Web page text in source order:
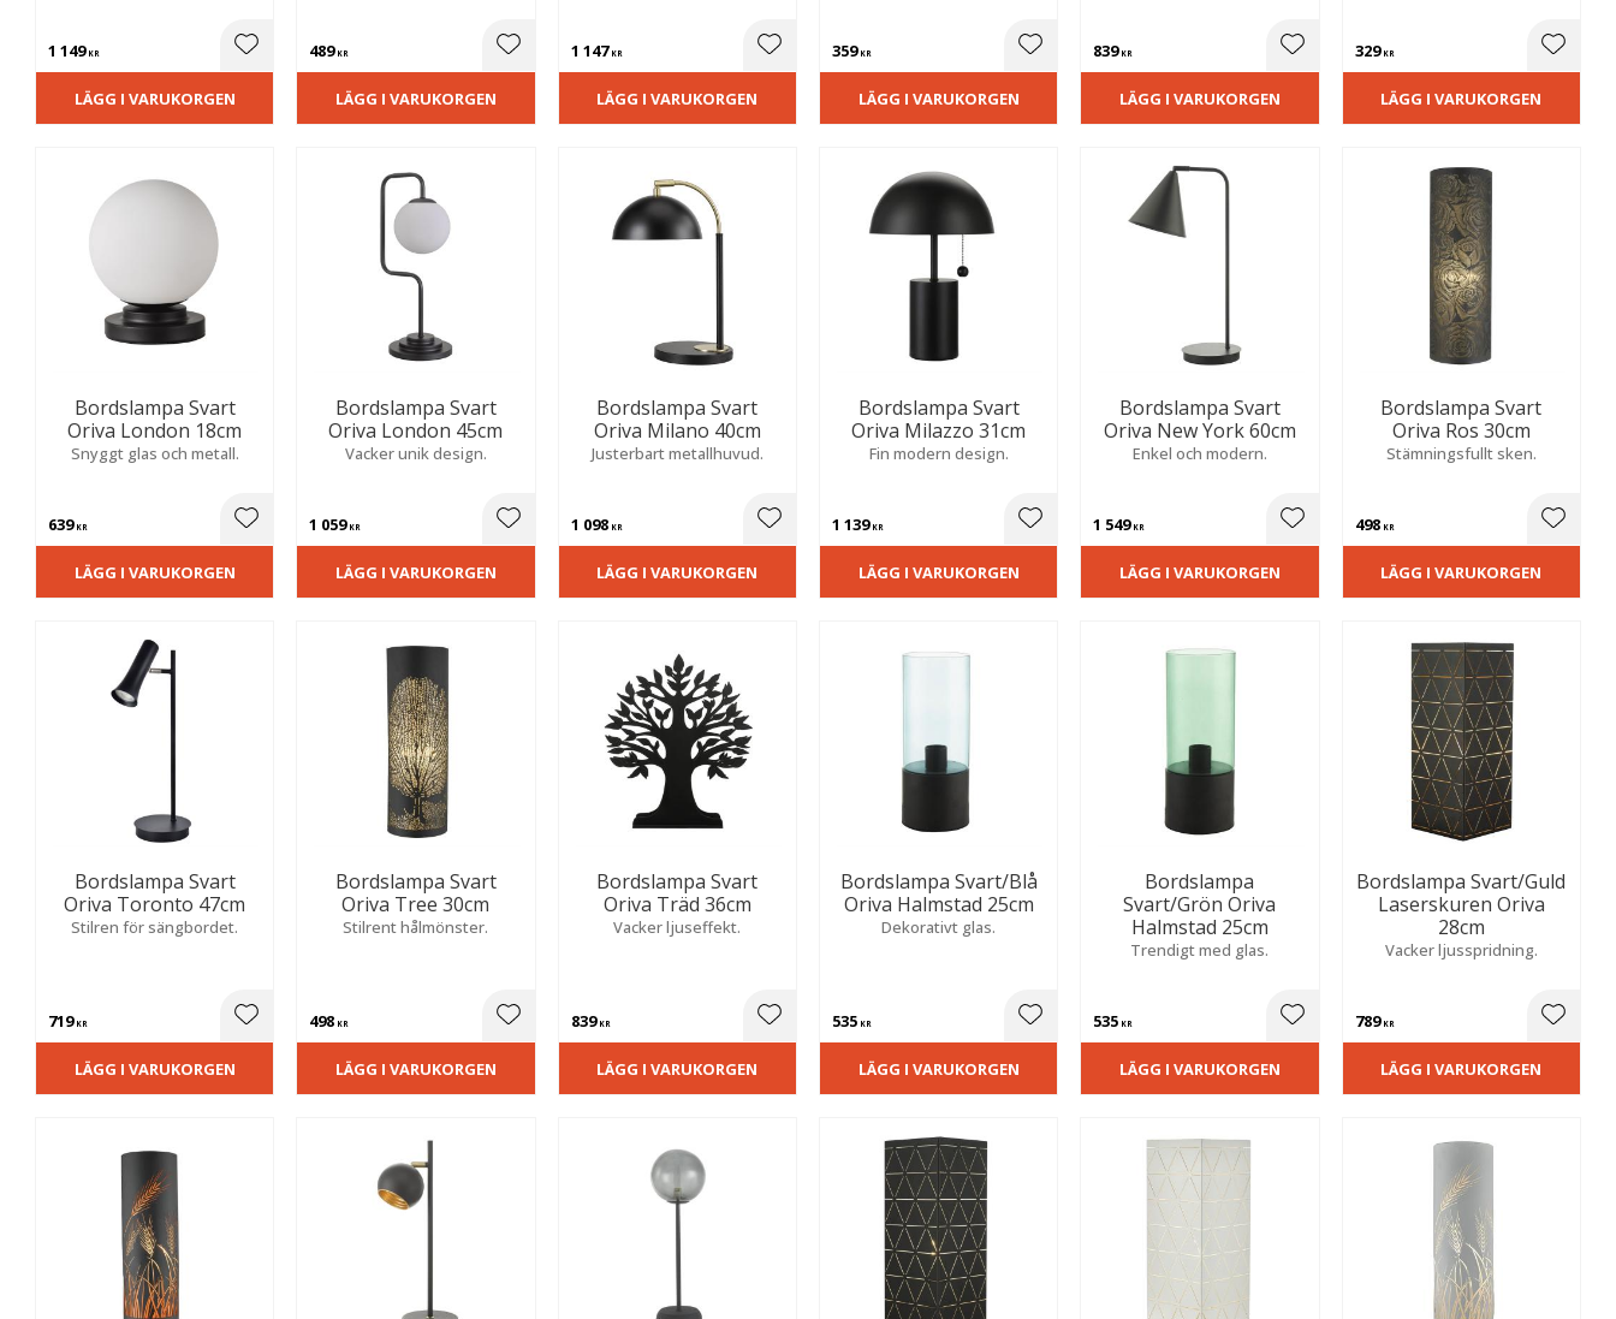
1 149KR Lägg till i favoriter
LÄGG I VARUKORGEN
489KR Lägg till i favoriter
LÄGG I VARUKORGEN
1 147KR Lägg till i favoriter
LÄGG I VARUKORGEN
359KR Lägg till i favoriter
LÄGG I VARUKORGEN
839KR Lägg till i favoriter
LÄGG I VARUKORGEN
329KR Lägg
LÄGG I VARUKORGEN
Bordslampa Svart
Oriva London 18cm
Snyggt glas och metall.
639KR Lägg till i favoriter
LÄGG I VARUKORGEN
Bordslampa Svart
Oriva London 45cm
Vacker unik design.
1 059KR Lägg till i favoriter
LÄGG I VARUKORGEN
Bordslampa Svart
Oriva Milano 40cm
Justerbart metallhuvud.
1 098KR Lägg till i favoriter
LÄGG I VARUKORGEN
Bordslampa Svart
Oriva Milazzo 31cm
Fin modern design.
1 139KR Lägg till i favoriter
LÄGG I VARUKORGEN
Bordslampa Svart
Oriva New York 60cm
Enkel och modern.
1 549KR Lägg till i favoriter
LÄGG I VARUKORGEN
Bordslampa Svart
Oriva Ros 30cm
Stämningsfullt sken.
498KR Lägg
LÄGG I VARUKORGEN
Bordslampa Svart
Oriva Toronto 47cm
Stilren för sängbordet.
719KR Lägg till i favoriter
LÄGG I VARUKORGEN
Bordslampa Svart
Oriva Tree 30cm
Stilrent hålmönster.
498 KR Lägg till i favoriter
LÄGG I VARUKORGEN
Bordslampa Svart
Oriva Träd 36cm
Vacker ljuseffekt.
839KR Lägg till i favoriter
LÄGG I VARUKORGEN
Bordslampa Svart/Blå
Oriva Halmstad 25cm
Dekorativt glas.
535KR Lägg till i favoriter
LÄGG I VARUKORGEN
Bordslampa
Svart/Grön Oriva
Halmstad 25cm
Trendigt med glas.
535 KR Lägg till i favoriter
LÄGG I VARUKORGEN
Bordslampa Svart/Guld
Laserskuren Oriva
28cm
Vacker ljusspridning.
789KR Lägg
LÄGG I VARUKORGEN